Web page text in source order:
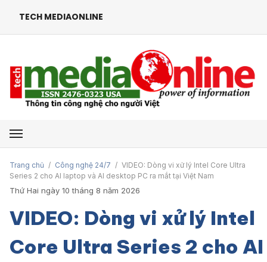
TECH MEDIAONLINE
Mở menu
Trang chủ / Công nghệ 24/7 / VIDEO: Dòng vi xử lý Intel Core Ultra
Series 2 cho AI laptop và AI desktop PC ra mắt tại Việt Nam
Thứ Hai ngày 10 tháng 8 năm 2026
VIDEO: Dòng vi xử lý Intel
Core Ultra Series 2 cho AI